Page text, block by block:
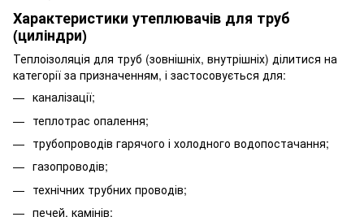
Характеристики утеплювачів для труб
(циліндри)
Теплоізоляція для труб (зовнішніх, внутрішніх) ділитися на
категорії за призначенням, і застосовується для:
каналізації;
теплотрас опалення;
трубопроводів гарячого і холодного водопостачання;
газопроводів;
технічних трубних проводів;
печей, камінів;